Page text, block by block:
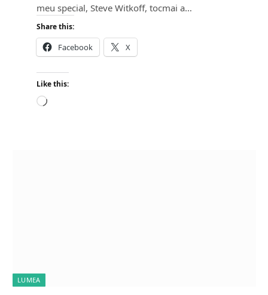
meu special, Steve Witkoff, tocmai a…
Share this:
Facebook X
Like this:
L
LUMEA